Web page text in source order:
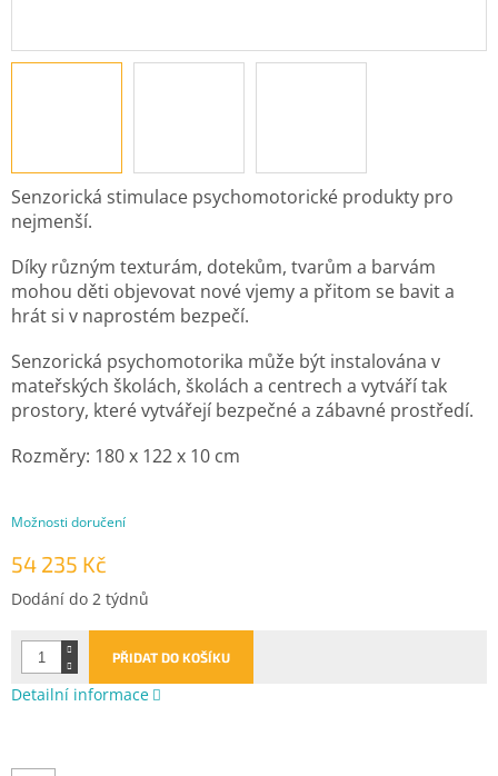
54 235 Kč
Měrná
Dodání do 2 týdnů
Možnosti doručení
PŘIDAT DO KOŠÍKU
Senzorická stimulace psychomotorické produkty pro
nejmenší.
Díky různým texturám, dotekům, tvarům a barvám
mohou děti objevovat nové vjemy a přitom se bavit a
hrát si v naprostém bezpečí.
Senzorická psychomotorika může být instalována v
mateřských školách, školách a centrech a vytváří tak
prostory, které vytvářejí bezpečné a zábavné prostředí.
Rozměry: 180 x 122 x 10 cm
Detailní informace